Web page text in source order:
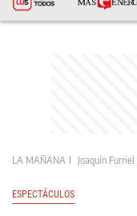
LA MAÑANA Joaquín Furriel
ESPECTÁCULOS